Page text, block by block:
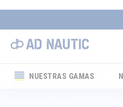
NUESTRAS GAMAS